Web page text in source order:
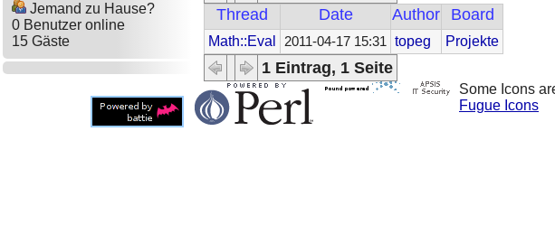
Jemand zu Hause?
0 Benutzer online
15 Gäste
Thread Date Author Board
Math::Eval 2011-04-17 15:31 topeg Projekte
1 Eintrag, 1 Seite
Some Icons
Fugue Icons